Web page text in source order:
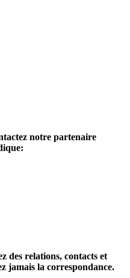
notre partenaire
des relations, contacts et
jamais la correspondance.